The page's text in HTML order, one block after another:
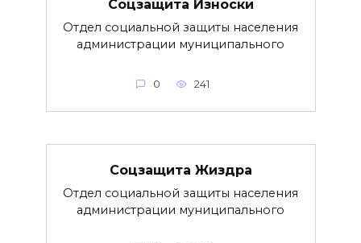
Соцзащита Износки
Отдел социальной защиты населения
администрации муниципального
0 241
Соцзащита Жиздра
Отдел социальной защиты населения
администрации муниципального